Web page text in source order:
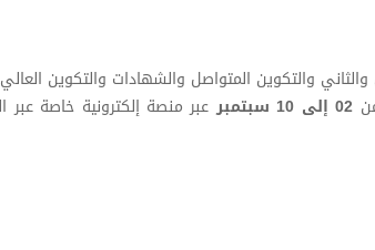
والتكوين المتواصل والشهادات والتكوين
02 إلى 10 سبتمبر عبر منصة إلكترونية خاصة عبر